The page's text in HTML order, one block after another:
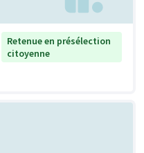
Retenue en présélection
citoyenne